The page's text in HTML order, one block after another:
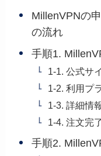
MillenVPNの
の流れ
手順1.
1-1. 公式サ
1-2. 利用プ
1-3. 詳細情
1-4. 注文完
手順2.